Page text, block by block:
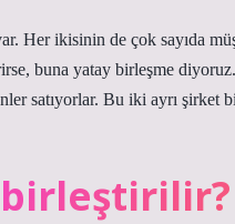
Her ikisinin de çok sayıda
buna yatay birleşme
satıyorlar. Bu iki ayrı